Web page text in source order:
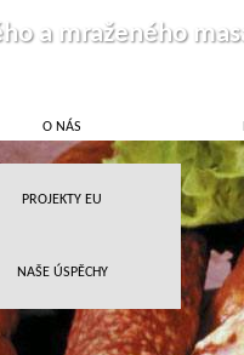
O NÁS
PROJEKTY EU
NAŠE ÚSPĚCHY
a mraženého